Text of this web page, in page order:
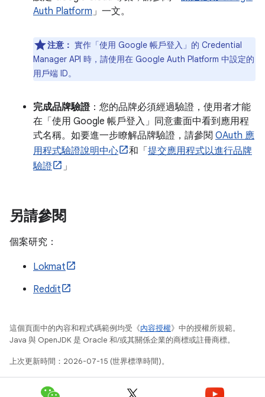
Auth Platform」一文。
注意： 實作「使用 Google 帳戶登入」的 Credential
Manager API 時，請使用在 Google Auth Platform 中設定的
用戶端 ID。
完成品牌驗證：您的品牌必須經過驗證，使用者才能
在「使用 Google 帳戶登入」同意畫面中看到應用程
式名稱。如要進一步瞭解品牌驗證，請參閱 OAuth 應
用程式驗證說明中心
和「 提交應用程式以進行品牌
驗證
」
另請參閱
個案研究：
Lokmat
Reddit
這個頁面中的內容和程式碼範例均受《內容授權》中的授權所規範。
Java 與 OpenJDK 是 Oracle 和/或其關係企業的商標或註冊商標。
上次更新時間：2026-07-15 (世界標準時間)。